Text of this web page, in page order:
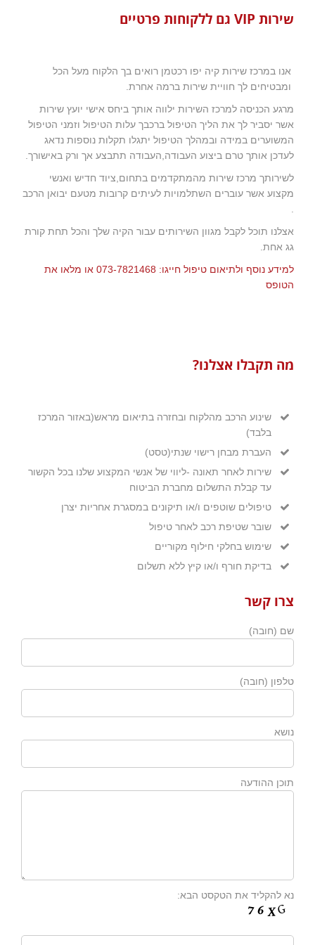
שירות VIP גם ללקוחות פרטיים
אנו במרכז שירות קיה יפו רכטמן רואים בך הלקוח מעל הכל
ומבטיחים לך חוויית שירות ברמה אחרת.
מרגע הכניסה למרכז השירות ילווה אותך ביחס אישי יועץ שירות
אשר יסביר לך את הליך הטיפול ברכבך עלות הטיפול וזמני הטיפול
המשוערים במידה ובמהלך הטיפול יתגלו תקלות נוספות נדאג
לעדכן אותך טרם ביצוע העבודה,העבודה תתבצע אך ורק באישורך.
לשירותך מרכז שירות מהמתקדמים בתחום,ציוד חדיש ואנשי
מקצוע אשר עוברים השתלמויות לעיתים קרובות מטעם יבואן הרכב
אצלנו תוכל לקבל מגוון השירותים עבור הקיה שלך והכל תחת קורת
גג אחת.
למידע נוסף ולתיאום טיפול חייגו: 073-7821468 או מלאו את
הטופס
מה תקבלו אצלנו?
שינוע הרכב מהלקוח ובחזרה בתיאום מראש(באזור המרכז
בלבד)
העברת מבחן רישוי שנתי(טסט)
שירות לאחר תאונה -ליווי של אנשי המקצוע שלנו בכל הקשור
עד קבלת התשלום מחברת הביטוח
טיפולים שוטפים ו/או תיקונים במסגרת אחריות יצרן
שובר שטיפת רכב לאחר טיפול
שימוש בחלקי חילוף מקוריים
בדיקת חורף ו/או קיץ ללא תשלום
צרו קשר
שם (חובה)
טלפון (חובה)
נושא
תוכן ההודעה
נא להקליד את הטקסט הבא: